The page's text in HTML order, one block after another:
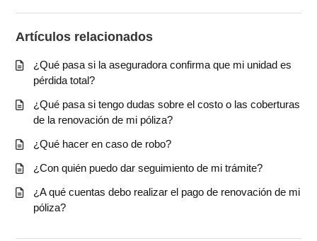
Artículos relacionados
¿Qué pasa si la aseguradora confirma que mi unidad es
pérdida total?
¿Qué pasa si tengo dudas sobre el costo o las coberturas
de la renovación de mi póliza?
¿Qué hacer en caso de robo?
¿Con quién puedo dar seguimiento de mi trámite?
¿A qué cuentas debo realizar el pago de renovación de mi
póliza?